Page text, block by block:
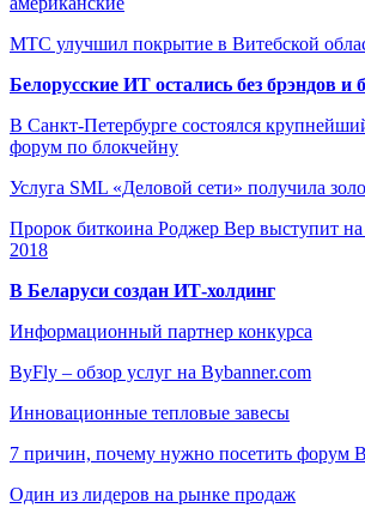
МТС улучшил покрытие в Витебской
Белорусские ИТ остались без брэндов и
В Санкт-Петербурге состоялся
форум по блокчейну
Услуга SML «Деловой сети» получила
Пророк биткоина Роджер Вер выступит
2018
В Беларуси создан ИТ-холдинг
Информационный партнер конкурса
ByFly – обзор услуг на Bybanner.com
Инновационные тепловые завесы
7 причин, почему нужно посетить форум
Один из лидеров на рынке продаж